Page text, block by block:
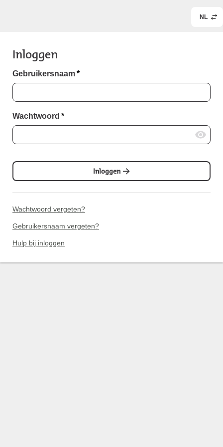
NL
Inloggen
Gebruikersnaam*
Wachtwoord *
Inloggen
Wachtwoord vergeten?
Gebruikersnaam vergeten?
Hulp bij inloggen